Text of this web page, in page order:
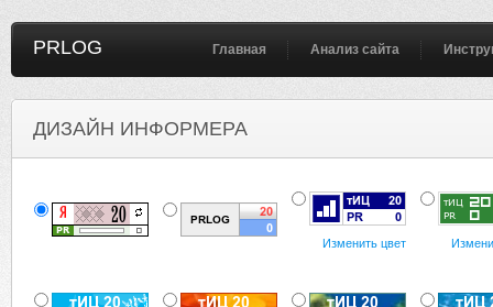
PRLOG Главная Анализ сайта
ДИЗАЙН ИНФОРМЕРА
Изменить цвет